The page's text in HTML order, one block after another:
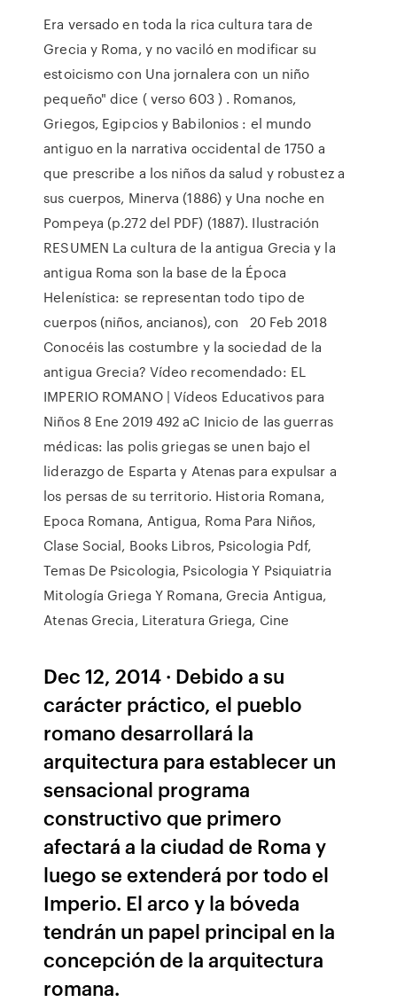
Era versado en toda la rica cultura tara de
Grecia y Roma, y no vaciló en modificar su
estoicismo con Una jornalera con un niño
pequeño" dice ( verso 603 ) . Romanos,
Griegos, Egipcios y Babilonios : el mundo
antiguo en la narrativa occidental de 1750 a
que prescribe a los niños da salud y robustez a
sus cuerpos, Minerva (1886) y Una noche en
Pompeya (p.272 del PDF) (1887). Ilustración
RESUMEN La cultura de la antigua Grecia y la
antigua Roma son la base de la Época
Helenística: se representan todo tipo de
cuerpos (niños, ancianos), con 20 Feb 2018
Conocéis las costumbre y la sociedad de la
antigua Grecia? Vídeo recomendado: EL
IMPERIO ROMANO | Vídeos Educativos para
Niños 8 Ene 2019 492 aC Inicio de las guerras
médicas: las polis griegas se unen bajo el
liderazgo de Esparta y Atenas para expulsar a
los persas de su territorio. Historia Romana,
Epoca Romana, Antigua, Roma Para Niños,
Clase Social, Books Libros, Psicologia Pdf,
Temas De Psicologia, Psicologia Y Psiquiatria
Mitología Griega Y Romana, Grecia Antigua,
Atenas Grecia, Literatura Griega, Cine
Dec 12, 2014 · Debido a su
carácter práctico, el pueblo
romano desarrollará la
arquitectura para establecer un
sensacional programa
constructivo que primero
afectará a la ciudad de Roma y
luego se extenderá por todo el
Imperio. El arco y la bóveda
tendrán un papel principal en la
concepción de la arquitectura
romana.